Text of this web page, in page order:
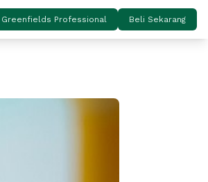
Greenfields Professional Beli Sekarang